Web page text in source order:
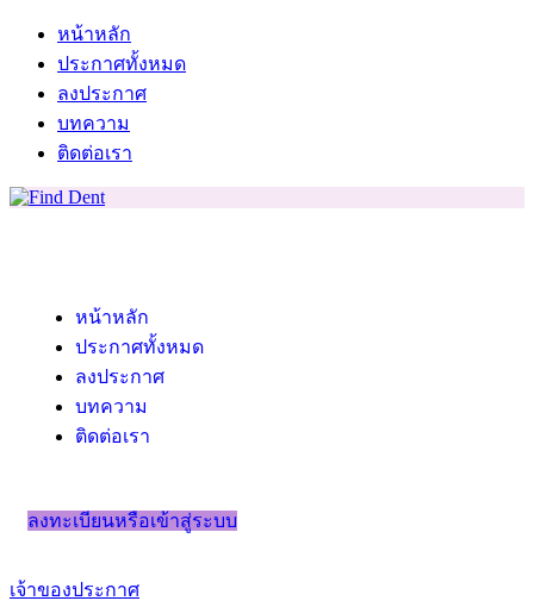
หน้าหลัก
ประกาศทั้งหมด
ลงประกาศ
บทความ
ติดต่อเรา
หน้าหลัก
ประกาศทั้งหมด
ลงประกาศ
บทความ
ติดต่อเรา
ลงทะเบียนหรือเข้าสู่ระบบ
เจ้าของประกาศ